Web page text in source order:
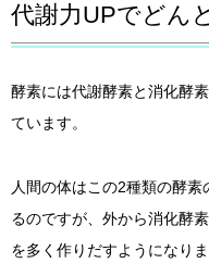
代謝力UPでどん
酵素には代謝酵素と消化酵
ています。
人間の体はこの2種類の酵
るのですが、外から消化酵
を多く作りだすようになりま